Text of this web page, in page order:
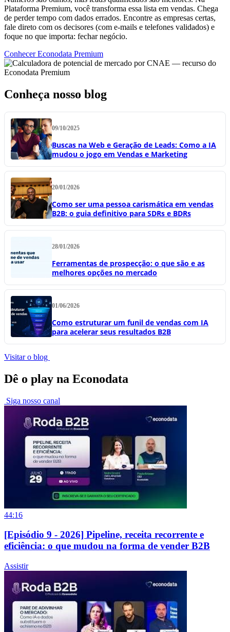
Plataforma Premium, você transforma essa lista em vendas. Chega
de perder tempo com dados errados. Encontre as empresas certas,
fale direto com os decisores (com e-mails e telefones validados) e
foque no que importa: fechar negócio.
Conhecer Econodata Premium
Conheça nosso blog
09/10/2025
Buscas na Web e Geração de Leads: Como a IA
mudou o jogo em Vendas e Marketing
20/01/2026
Como ser uma pessoa carismática em vendas
B2B: o guia definitivo para SDRs e BDRs
28/01/2026
Ferramentas de prospecção: o que são e as
melhores opções no mercado
01/06/2026
Como estruturar um funil de vendas com IA
para acelerar seus resultados B2B
Visitar o blog
Dê o play na Econodata
Siga nosso canal
44:16
[Episódio 9 - 2026] Pipeline, receita recorrente e
eficiência: o que mudou na forma de vender B2B
Assistir